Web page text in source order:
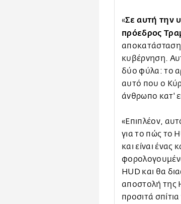
«Σε αυτή την
πρόεδρος
αποκατάσταση
κυβέρνηση.
δύο φύλα: το
αυτό που ο
άνθρωπο κατ'
«Επιπλέον,
για το πώς το
και είναι ένας
HUD και θα
αποστολή της
προσιτά